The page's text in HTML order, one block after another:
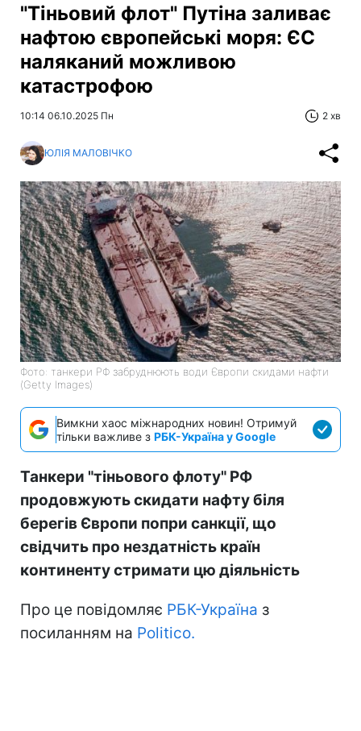
"Тіньовий флот" Путіна заливає
нафтою європейські моря: ЄС
наляканий можливою
катастрофою
10:14 06.10.2025 Пн 2 хв
ЮЛІЯ МАЛОВІЧКО
Фото: танкери РФ забруднюють води Європи скидами нафти
(Getty Images)
Вимкни хаос міжнародних новин! Отримуй
тільки важливе з РБК-Україна у Google
Танкери "тіньового флоту" РФ
продовжують скидати нафту біля
берегів Європи попри санкції, що
свідчить про нездатність країн
континенту стримати цю діяльність
Про це повідомляє РБК-Україна з
посиланням на Politico.